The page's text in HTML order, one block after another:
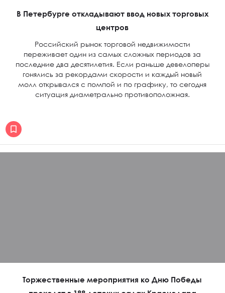
В Петербурге откладывают ввод новых торговых
центров
Российский рынок торговой недвижимости
переживает один из самых сложных периодов за
последние два десятилетия. Если раньше девелоперы
гонялись за рекордами скорости и каждый новый
молл открывался с помпой и по графику, то сегодня
ситуация диаметрально противоположная.
Торжественные мероприятия ко Дню Победы